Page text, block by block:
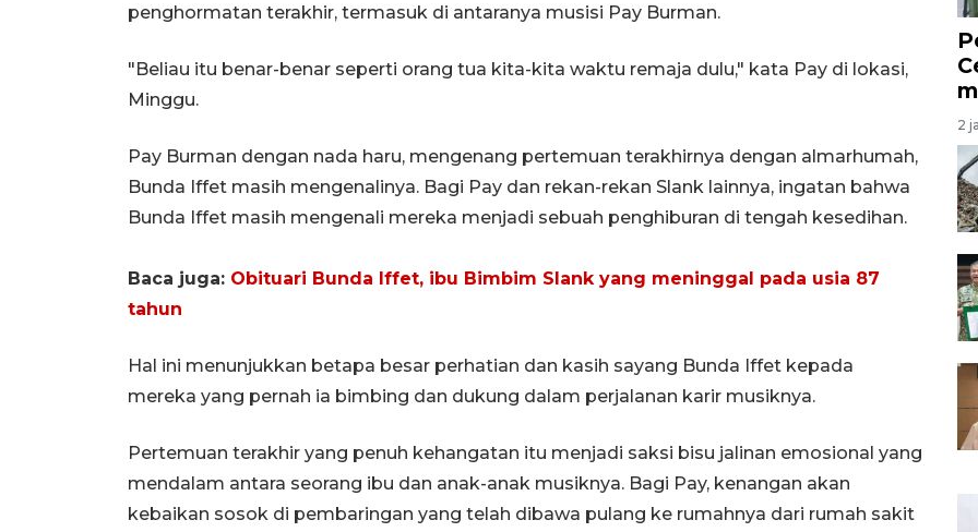
penghormatan terakhir, termasuk di antaranya musisi Pay Burman.
"Beliau itu benar-benar seperti orang tua kita-kita waktu remaja dulu," kata Pay di lokasi,
Minggu.
Pay Burman dengan nada haru, mengenang pertemuan terakhirnya dengan almarhumah,
Bunda Iffet masih mengenalinya. Bagi Pay dan rekan-rekan Slank lainnya, ingatan bahwa
Bunda Iffet masih mengenali mereka menjadi sebuah penghiburan di tengah kesedihan.
Baca juga: Obituari Bunda Iffet, ibu Bimbim Slank yang meninggal pada usia 87
tahun
Hal ini menunjukkan betapa besar perhatian dan kasih sayang Bunda Iffet kepada
mereka yang pernah ia bimbing dan dukung dalam perjalanan karir musiknya.
Pertemuan terakhir yang penuh kehangatan itu menjadi saksi bisu jalinan emosional yang
mendalam antara seorang ibu dan anak-anak musiknya. Bagi Pay, kenangan akan
kebaikan sosok di pembaringan yang telah dibawa pulang ke rumahnya dari rumah sakit
2